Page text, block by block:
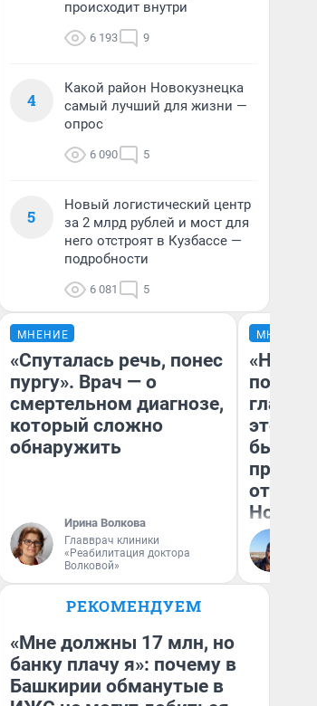
происходит внутри
6 193 9
4
Какой район Новокузнецка
самый лучший для жизни —
опрос
6 090 5
5
Новый логистический центр
за 2 млрд рублей и мост для
него отстроят в Кузбассе —
подробности
6 081 5
МНЕНИЕ
«Спуталась речь, понес
пургу». Врач — о
смертельном диагнозе,
который сложно
обнаружить
Ирина Волкова
Главврач клиники
«Реабилитация доктора
Волковой»
МНЕНИЕ
этого
бьет
отзыв
Нолана
РЕКОМЕНДУЕМ
«Мне должны 17 млн, но
банку плачу я»: почему в
Башкирии обманутые в